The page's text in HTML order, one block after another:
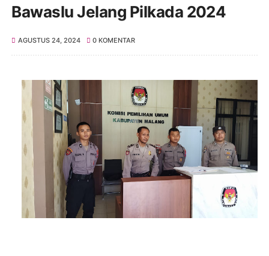
Bawaslu Jelang Pilkada 2024
AGUSTUS 24, 2024 0 KOMENTAR